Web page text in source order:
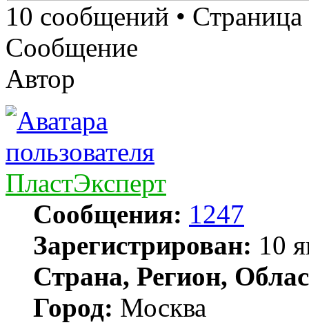
10 сообщений • Страница
Сообщение
Автор
ПластЭксперт
Сообщения: 1247
Зарегистрирован: 10
Страна, Регион,
Город: Москва